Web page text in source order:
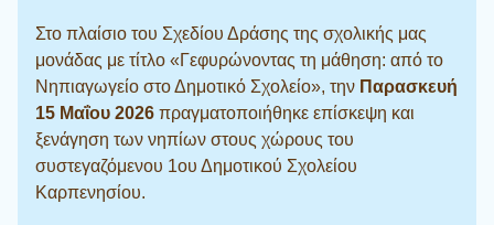
Στο πλαίσιο του Σχεδίου Δράσης της σχολικής μας
μονάδας με τίτλο «Γεφυρώνοντας τη μάθηση: από το
Νηπιαγωγείο στο Δημοτικό Σχολείο», την Παρασκευή
15 Μαΐου 2026 πραγματοποιήθηκε επίσκεψη και
ξενάγηση των νηπίων στους χώρους του
συστεγαζόμενου 1ου Δημοτικού Σχολείου
Καρπενησίου.